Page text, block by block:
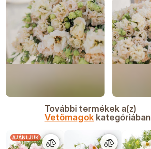
További termékek a(z)
Vetőmagok kategóriában
AJÁNLJUK